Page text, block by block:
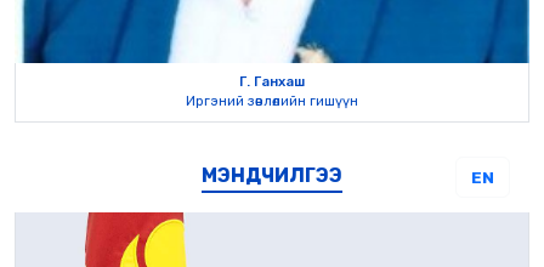
Г. Ганхаш
Иргэний зөвлөлийн гишүүн
МЭНДЧИЛГЭЭ EN